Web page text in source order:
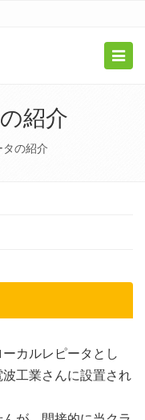
紹介
の紹介
カルレピータとし
工業さんに設置され